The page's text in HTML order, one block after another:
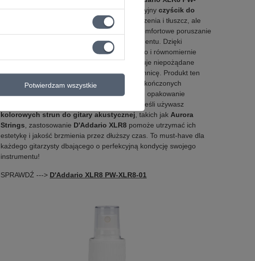
to idealne rozwiązanie. Ten innowacyjny czyścik do
nie tylko skutecznie usuwa zanieczyszczenia i tłuszcz, ale
także redukuje tarcie, zapewniając bardziej komfortowe poruszanie
się po strunach oraz lepsze brzmienie instrumentu. Dzięki
XLR8możesz szybko i równomiernie
rozprowadzić preparat po strunach, co eliminuje niepożądane
szumy palców, a jednocześnie chroni podstrunnicę. Produkt ten
jest szczególnie polecany do ciemnych, niewykończonych
podstrunnic drewnianych, a jego hermetyczne opakowanie
zapewnia długotrwałą świeżość i wydajność. Jeśli używasz
kolorowych strun do gitary akustycznej, takich jak Aurora
Strings, zastosowanie D'Addario XLR8 pomoże utrzymać ich
estetykę i jakość brzmienia przez dłuższy czas. To must-have dla
każdego gitarzysty dbającego o perfekcyjną kondycję swojego
instrumentu!
SPRAWDŹ ---> D'Addario XLR8 PW-XLR8-01
Potwierdzam wszystkie